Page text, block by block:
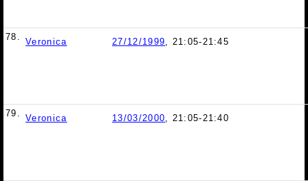
78. Veronica 27/12/1999, 21:05-21:45
79. Veronica 13/03/2000, 21:05-21:40